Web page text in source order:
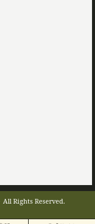
All Rights Reserved.